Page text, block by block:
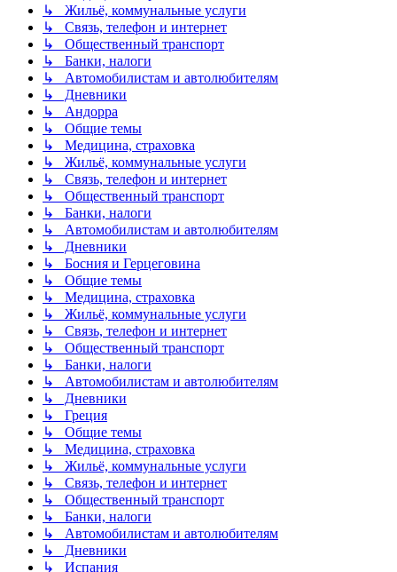
↳ Жильё, коммунальные услуги
↳ Связь, телефон и интернет
↳ Общественный транспорт
↳ Банки, налоги
↳ Автомобилистам и автолюбителям
↳ Дневники
↳ Андорра
↳ Общие темы
↳ Медицина, страховка
↳ Жильё, коммунальные услуги
↳ Связь, телефон и интернет
↳ Общественный транспорт
↳ Банки, налоги
↳ Автомобилистам и автолюбителям
↳ Дневники
↳ Босния и Герцеговина
↳ Общие темы
↳ Медицина, страховка
↳ Жильё, коммунальные услуги
↳ Связь, телефон и интернет
↳ Общественный транспорт
↳ Банки, налоги
↳ Автомобилистам и автолюбителям
↳ Дневники
↳ Греция
↳ Общие темы
↳ Медицина, страховка
↳ Жильё, коммунальные услуги
↳ Связь, телефон и интернет
↳ Общественный транспорт
↳ Банки, налоги
↳ Автомобилистам и автолюбителям
↳ Дневники
↳ Испания